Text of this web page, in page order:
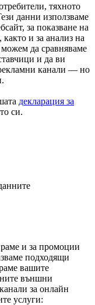
тяхното
данни използваме
за показване на
и за анализ на
можем да сравняваме
и да ви
канали — но
декларация за
си.
и за промоции
подходящи
вашите
външни
за онлайн
услуги: